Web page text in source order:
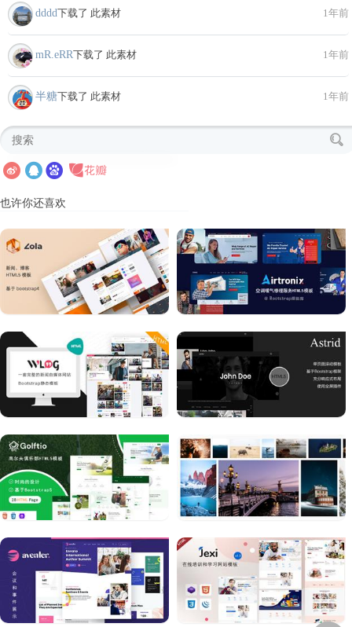
dddd下载了 此素材 1年前
mR.eRR下载了 此素材 1年前
半糖下载了 此素材 1年前
也许你还喜欢